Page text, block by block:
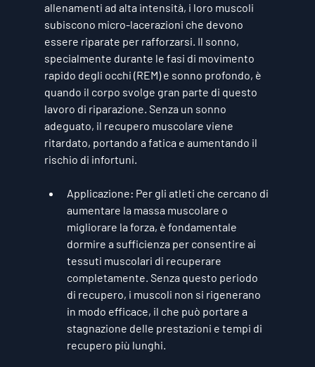
allenamenti ad alta intensità, i loro muscoli
subiscono micro-lacerazioni che devono
essere riparate per rafforzarsi. Il sonno,
specialmente durante le fasi di movimento
rapido degli occhi (REM) e sonno profondo, è
quando il corpo svolge gran parte di questo
lavoro di riparazione. Senza un sonno
adeguato, il recupero muscolare viene
ritardato, portando a fatica e aumentando il
rischio di infortuni.
Applicazione: Per gli atleti che cercano di
aumentare la massa muscolare o
migliorare la forza, è fondamentale
dormire a sufficienza per consentire ai
tessuti muscolari di recuperare
completamente. Senza questo periodo
di recupero, i muscoli non si rigenerano
in modo efficace, il che può portare a
stagnazione delle prestazioni e tempi di
recupero più lunghi.